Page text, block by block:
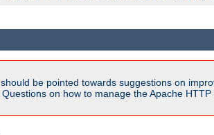
be pointed towards suggestions on
on how to manage the Apache